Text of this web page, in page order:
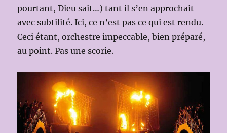
pourtant, Dieu sait…) tant il s’en approchait
avec subtilité. Ici, ce n’est pas ce qui est rendu.
Ceci étant, orchestre impeccable, bien préparé,
au point. Pas une scorie.